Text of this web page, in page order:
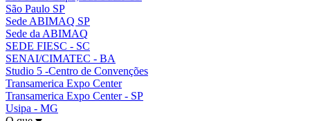
São Paulo SP
Sede ABIMAQ SP
Sede da ABIMAQ
SEDE FIESC - SC
SENAI/CIMATEC - BA
Studio 5 -Centro de Convenções
Transamerica Expo Center
Transamerica Expo Center - SP
Usipa - MG